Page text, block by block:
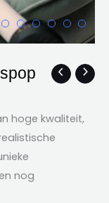
hoge kwaliteit,
nog